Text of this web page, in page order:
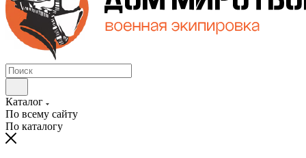
Каталог
По всему сайту
По каталогу